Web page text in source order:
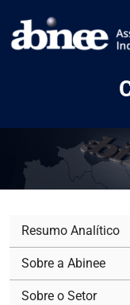
Resumo Analítico
Sobre a Abinee
Sobre o Setor